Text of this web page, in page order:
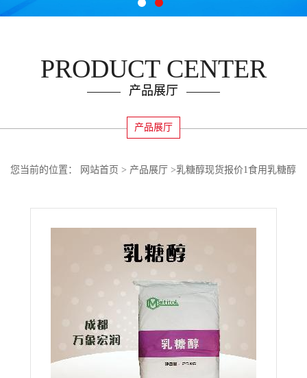
PRODUCT CENTER
产品展厅
产品展厅
您当前的位置： 网站首页 > 产品展厅 >乳糖醇现货报价1食用乳糖醇